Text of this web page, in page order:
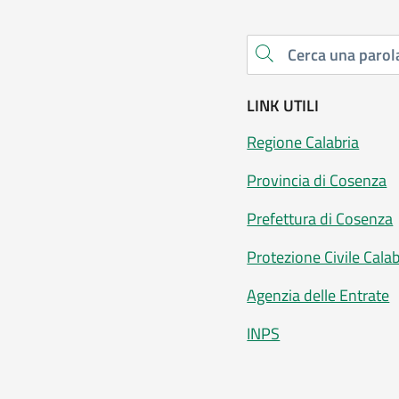
Cerca una parola chiave
LINK UTILI
Regione Calabria
Provincia di Cosenza
Prefettura di Cosenza
Protezione Civile
Agenzia delle Entrate
INPS